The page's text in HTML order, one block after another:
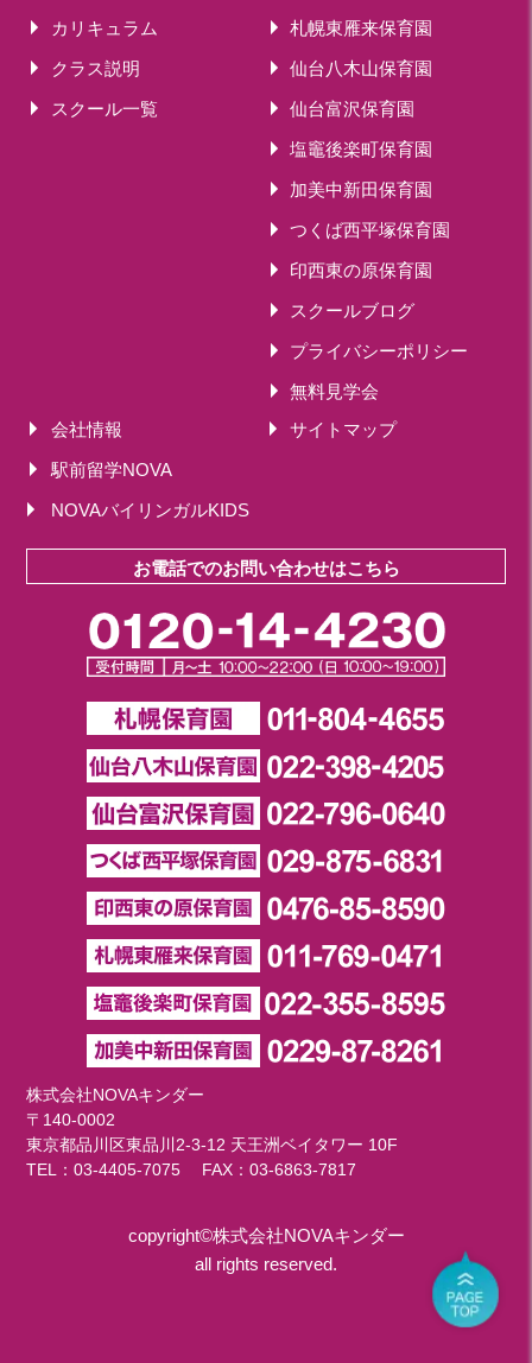
カリキュラム
クラス説明
スクール一覧
札幌東雁来保育園
仙台八木山保育園
仙台富沢保育園
塩竈後楽町保育園
加美中新田保育園
つくば西平塚保育園
印西東の原保育園
スクールブログ
プライバシーポリシー
無料見学会
会社情報
サイトマップ
駅前留学NOVA
NOVAバイリンガルKIDS
お電話でのお問い合わせはこちら
株式会社NOVAキンダー
〒140-0002
東京都品川区東品川2-3-12 天王洲ベイタワー 10F
TEL：03-4405-7075 FAX：03-6863-7817
copyright©株式会社NOVAキンダー
all rights reserved.